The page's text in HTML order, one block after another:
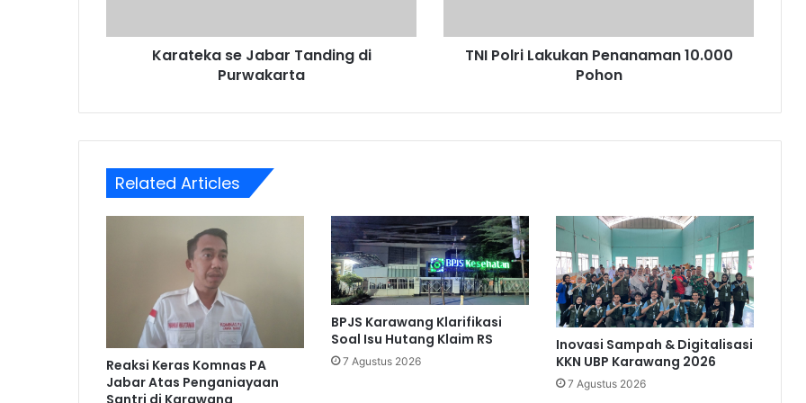
Karateka se Jabar Tanding di
Purwakarta
TNI Polri Lakukan Penanaman 10.000
Pohon
Related Articles
Reaksi Keras Komnas PA
Jabar Atas Penganiayaan
Santri di Karawang
BPJS Karawang Klarifikasi
Soal Isu Hutang Klaim RS
7 Agustus 2026
Inovasi Sampah & Digitalisasi
KKN UBP Karawang 2026
7 Agustus 2026